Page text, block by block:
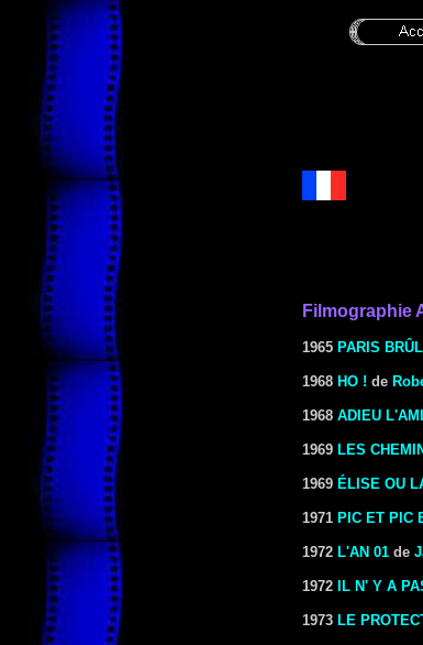
Filmographie
1965 PARIS
1968 HO ! de
1968 ADIEU L'AMI
1969 LES
1969 ÉLISE OU
1971 PIC ET PIC
1972 L'AN 01 de
1972 IL N' Y A
1973 LE